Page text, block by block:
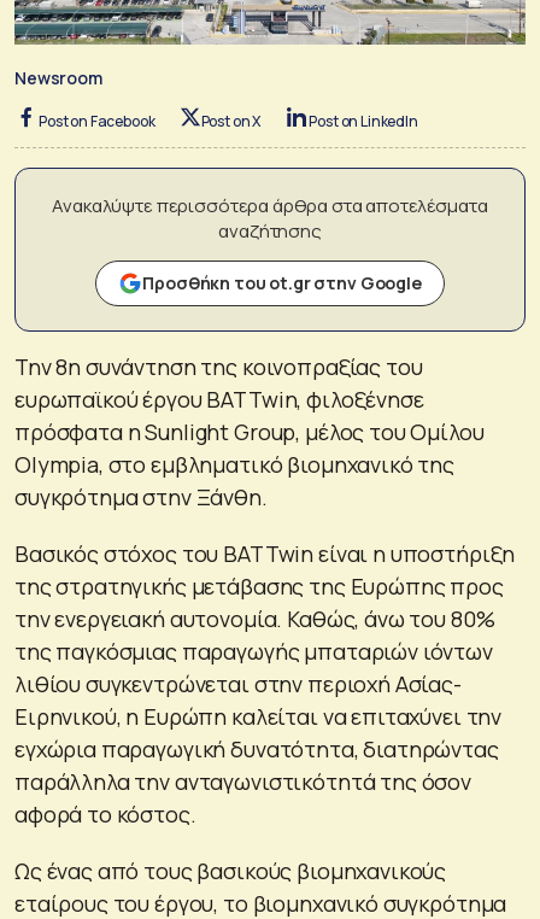
Newsroom
Post on Facebook Post on X Post on LinkedIn
Ανακαλύψτε περισσότερα άρθρα στα αποτελέσματα
αναζήτησης
Προσθήκη του ot.gr στην Google
Την 8η συνάντηση της κοινοπραξίας του
ευρωπαϊκού έργου BATTwin, φιλοξένησε
πρόσφατα η Sunlight Group, μέλος του Ομίλου
Olympia, στο εμβληματικό βιομηχανικό της
συγκρότημα στην Ξάνθη.
Βασικός στόχος του BATTwin είναι η υποστήριξη
της στρατηγικής μετάβασης της Ευρώπης προς
την ενεργειακή αυτονομία. Καθώς, άνω του 80%
της παγκόσμιας παραγωγής μπαταριών ιόντων
λιθίου συγκεντρώνεται στην περιοχή Ασίας-
Ειρηνικού, η Ευρώπη καλείται να επιταχύνει την
εγχώρια παραγωγική δυνατότητα, διατηρώντας
παράλληλα την ανταγωνιστικότητά της όσον
αφορά το κόστος.
Ως ένας από τους βασικούς βιομηχανικούς
εταίρους του έργου, το βιομηχανικό συγκρότημα